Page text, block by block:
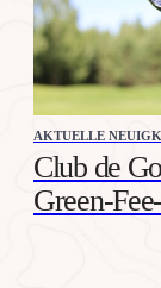
AKTUELLE
Club de
Green-